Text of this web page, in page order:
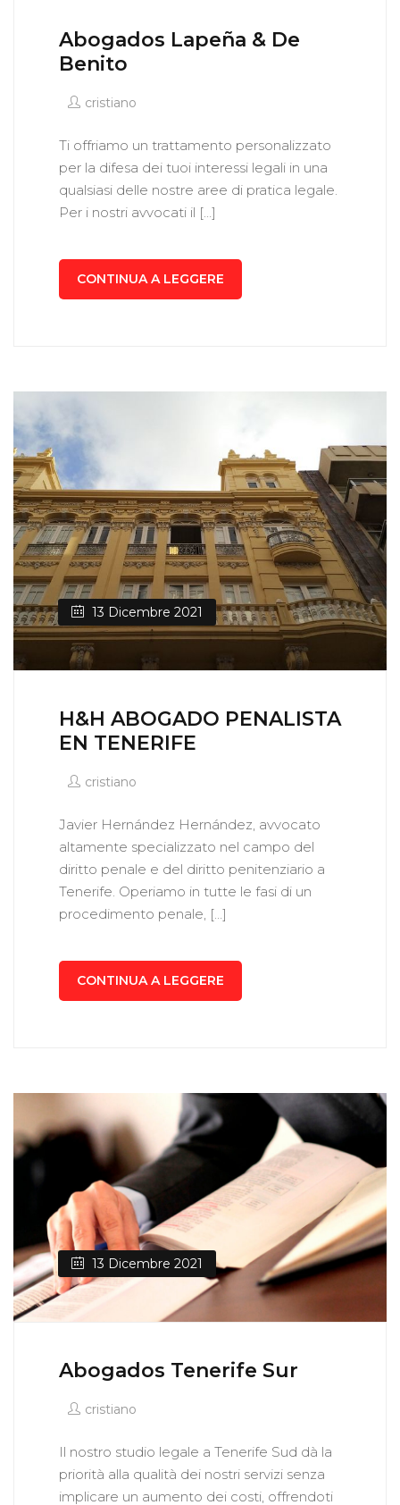
Abogados Lapeña & De
Benito
cristiano
Ti offriamo un trattamento personalizzato
per la difesa dei tuoi interessi legali in una
qualsiasi delle nostre aree di pratica legale.
Per i nostri avvocati il […]
CONTINUA A LEGGERE
13 Dicembre 2021
H&H ABOGADO PENALISTA
EN TENERIFE
cristiano
Javier Hernández Hernández, avvocato
altamente specializzato nel campo del
diritto penale e del diritto penitenziario a
Tenerife. Operiamo in tutte le fasi di un
procedimento penale, […]
CONTINUA A LEGGERE
13 Dicembre 2021
Abogados Tenerife Sur
cristiano
Il nostro studio legale a Tenerife Sud dà la
priorità alla qualità dei nostri servizi senza
implicare un aumento dei costi, offrendoti